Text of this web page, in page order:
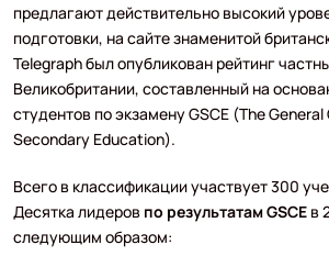
предлагают действительно высокий
подготовки, на сайте знаменитой
Telegraph был опубликован рейтинг
Великобритании, составленный на
студентов по экзамену GSCE (The
Secondary Education).
Всего в классификации участвует 300
Десятка лидеров по результатам GSCEв
следующим образом: